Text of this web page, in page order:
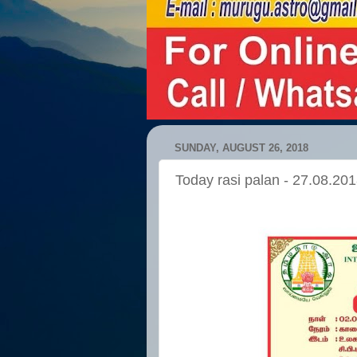
SUNDAY, AUGUST 26, 2018
Today rasi palan -